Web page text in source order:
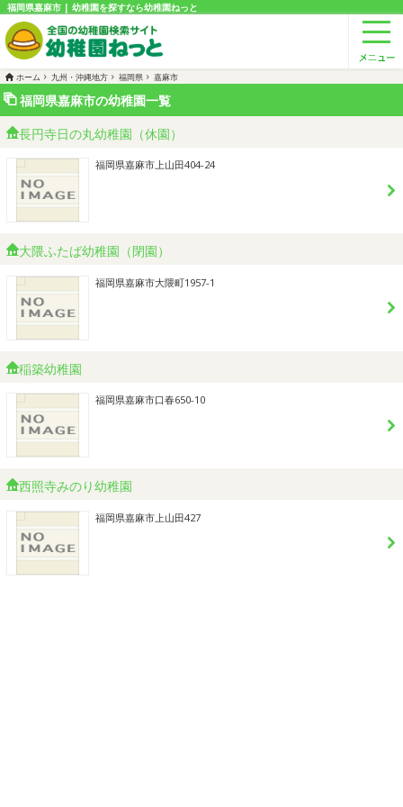
福岡県嘉麻市 | 幼稚園を探すなら幼稚園ねっと
ホーム 九州・沖縄地方 福岡県 嘉麻市
福岡県嘉麻市の幼稚園一覧
長円寺日の丸幼稚園（休園）
福岡県嘉麻市上山田404-24
大隈ふたば幼稚園（閉園）
福岡県嘉麻市大隈町1957-1
稲築幼稚園
福岡県嘉麻市口春650-10
西照寺みのり幼稚園
福岡県嘉麻市上山田427